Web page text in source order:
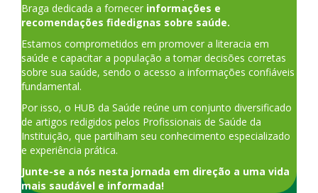
Braga dedicada a fornecer informações e
recomendações fidedignas sobre saúde.
Estamos comprometidos em promover a literacia em
saúde e capacitar a população a tomar decisões corretas
sobre sua saúde, sendo o acesso a informações confiáveis
fundamental.
Por isso, o HUB da Saúde reúne um conjunto diversificado
de artigos redigidos pelos Profissionais de Saúde da
Instituição, que partilham seu conhecimento especializado
e experiência prática.
Junte-se a nós nesta jornada em direção a uma vida
mais saudável e informada!